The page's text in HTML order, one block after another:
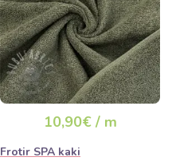
10,90€ / m
Frotir SPA kaki